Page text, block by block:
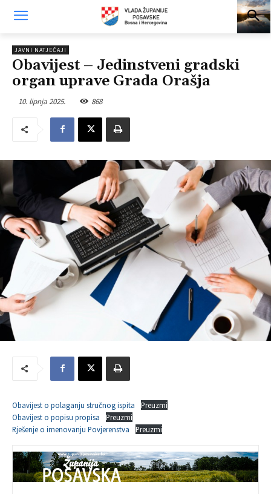
JAVNI NATJEČAJI
Obavijest – Jedinstveni gradski
organ uprave Grada Orašja
10. lipnja 2025. 868
Obavijest o polaganju stručnog ispita
Preuzmi
Obavijest o popisu propisa
Preuzmi
Rješenje o imenovanju Povjerenstva
Preuzmi